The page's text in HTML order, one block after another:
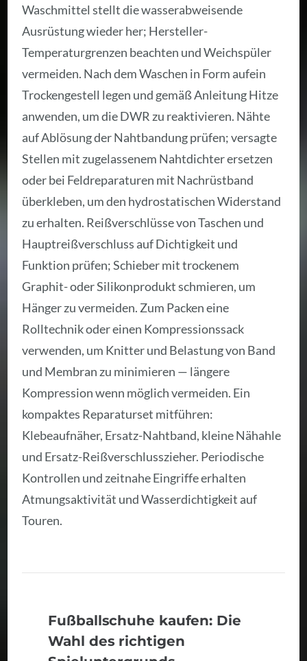
Waschmittel stellt die wasserabweisende
Ausrüstung wieder her; Hersteller-
Temperaturgrenzen beachten und Weichspüler
vermeiden. Nach dem Waschen in Form aufein
Trockengestell legen und gemäß Anleitung Hitze
anwenden, um die DWR zu reaktivieren. Nähte
auf Ablösung der Nahtbandung prüfen; versagte
Stellen mit zugelassenem Nahtdichter ersetzen
oder bei Feldreparaturen mit Nachrüstband
überkleben, um den hydrostatischen Widerstand
zu erhalten. Reißverschlüsse von Taschen und
Hauptreißverschluss auf Dichtigkeit und
Funktion prüfen; Schieber mit trockenem
Graphit- oder Silikonprodukt schmieren, um
Hänger zu vermeiden. Zum Packen eine
Rolltechnik oder einen Kompressionssack
verwenden, um Knitter und Belastung von Band
und Membran zu minimieren — längere
Kompression wenn möglich vermeiden. Ein
kompaktes Reparaturset mitführen:
Klebeaufnäher, Ersatz-Nahtband, kleine Nähahle
und Ersatz-Reißverschlusszieher. Periodische
Kontrollen und zeitnahe Eingriffe erhalten
Atmungsaktivität und Wasserdichtigkeit auf
Touren.
Fußballschuhe kaufen: Die
Wahl des richtigen